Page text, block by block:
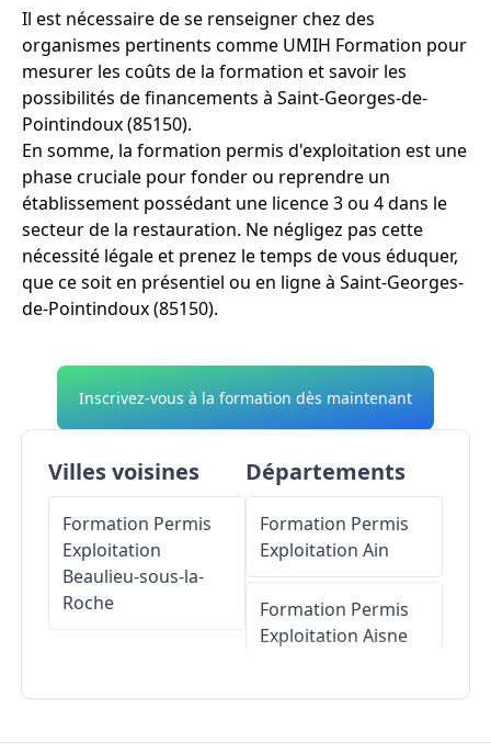
Il est nécessaire de se renseigner chez des
organismes pertinents comme UMIH Formation pour
mesurer les coûts de la formation et savoir les
possibilités de financements à Saint-Georges-de-
Pointindoux (85150).
En somme, la formation permis d'exploitation est une
phase cruciale pour fonder ou reprendre un
établissement possédant une licence 3 ou 4 dans le
secteur de la restauration. Ne négligez pas cette
nécessité légale et prenez le temps de vous éduquer,
que ce soit en présentiel ou en ligne à Saint-Georges-
de-Pointindoux (85150).
Inscrivez-vous à la formation dès maintenant
Villes voisines
Formation Permis
Exploitation
Beaulieu-sous-la-
Roche
Départements
Formation Permis
Exploitation Ain
Formation Permis
Exploitation Aisne
Formation Permis